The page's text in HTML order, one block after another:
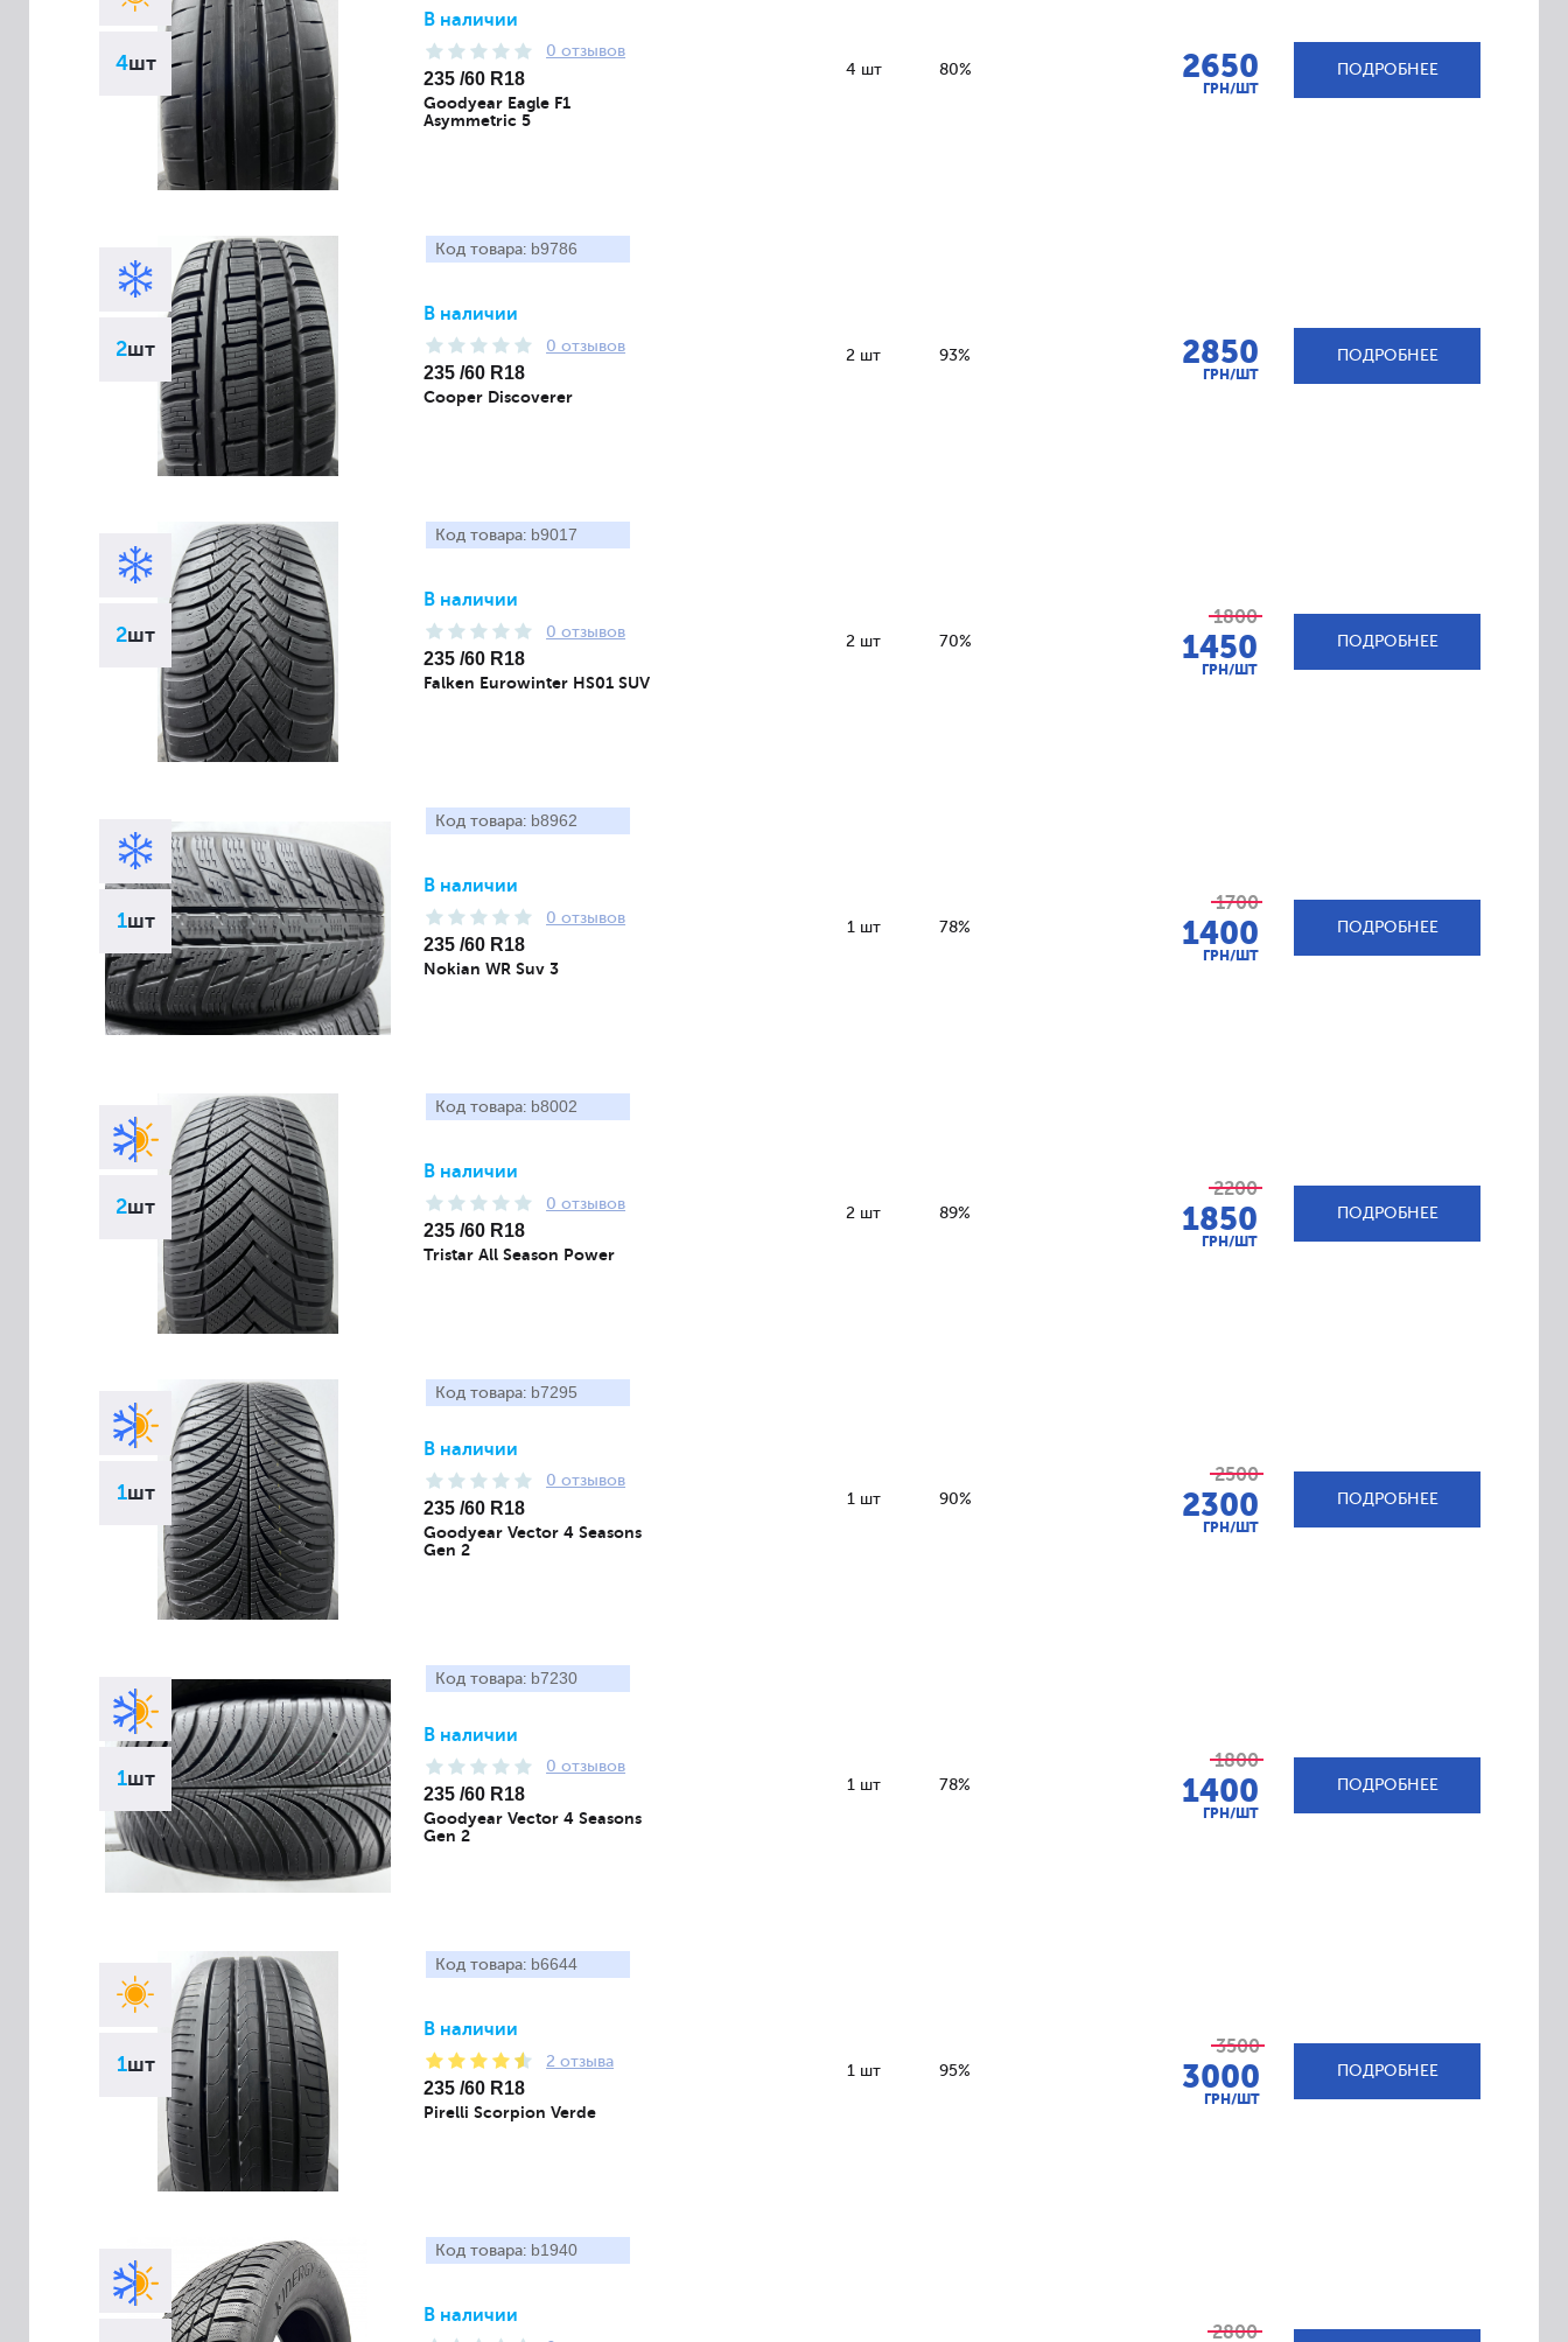
4шт
В наличии
0 отзывов
235 /60 R18
Goodyear Eagle F1
Asymmetric 5
4 шт 80% 2650
ГРН/ШТ
ПОДРОБНЕЕ
2шт
Код товара: b9786
В наличии
0 отзывов
235 /60 R18
Cooper Discoverer
2 шт 93% 2850
ГРН/ШТ
ПОДРОБНЕЕ
2шт
Код товара: b9017
В наличии
0 отзывов
235 /60 R18
Falken Eurowinter HS01 SUV
2 шт 70%
1800
1450
ГРН/ШТ
ПОДРОБНЕЕ
1шт
Код товара: b8962
В наличии
0 отзывов
235 /60 R18
Nokian WR Suv 3
1 шт 78%
1700
1400
ГРН/ШТ
ПОДРОБНЕЕ
2шт
Код товара: b8002
В наличии
0 отзывов
235 /60 R18
Tristar All Season Power
2 шт 89%
2200
1850
ГРН/ШТ
ПОДРОБНЕЕ
1шт
Код товара: b7295
В наличии
0 отзывов
235 /60 R18
Goodyear Vector 4 Seasons
Gen 2
1 шт 90%
2500
2300
ГРН/ШТ
ПОДРОБНЕЕ
1шт
Код товара: b7230
В наличии
0 отзывов
235 /60 R18
Goodyear Vector 4 Seasons
Gen 2
1 шт 78%
1800
1400
ГРН/ШТ
ПОДРОБНЕЕ
1шт
Код товара: b6644
В наличии
2 отзыва
235 /60 R18
Pirelli Scorpion Verde
1 шт 95%
3500
3000
ГРН/ШТ
ПОДРОБНЕЕ
Код товара: b1940
В наличии
2800